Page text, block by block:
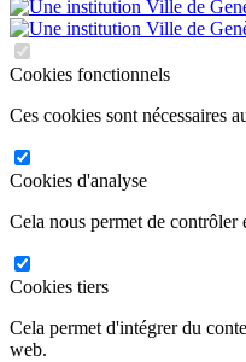
Cookies fonctionnels
Ces cookies sont nécessaires
Cookies d'analyse
Cela nous permet de contrôler
Cookies tiers
Cela permet d'intégrer du
web.